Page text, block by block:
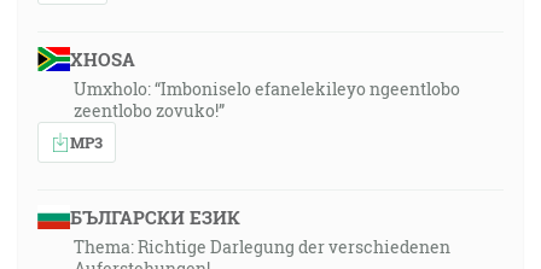
XHOSA
Umxholo: “Imboniselo efanelekileyo ngeentlobo
zeentlobo zovuko!”
MP3
БЪЛГАРСКИ ЕЗИК
Thema: Richtige Darlegung der verschiedenen